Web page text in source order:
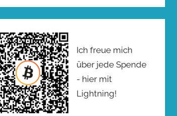
Ich freue mich
über jede Spende
- hier mit
Lightning!